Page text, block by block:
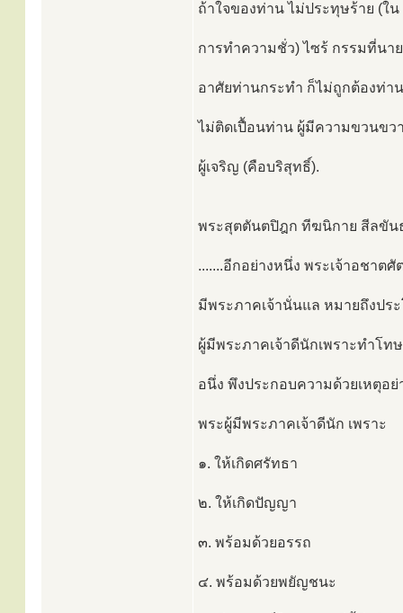
ถ้าใจของท่าน ไม่ประทุษร้าย (ใน
การทำความชั่ว) ไซร้ กรรมที่นา
อาศัยท่านกระทำ ก็ไม่ถูกต้องท่า
ไม่ติดเปื้อนท่าน ผู้มีความขวนขว
ผู้เจริญ (คือบริสุทธิ์).
พระสุตตันตปิฎก ทีฆนิกาย สีลขัน
.......อีกอย่างหนึ่ง พระเจ้าอชาต
มีพระภาคเจ้านั่นแล หมายถึงปร
ผู้มีพระภาคเจ้าดีนักเพราะทำโ
อนึ่ง พึงประกอบความด้วยเหตุอ
พระผู้มีพระภาคเจ้าดีนัก เพราะ
๑. ให้เกิดศรัทธา
๒. ให้เกิดปัญญา
๓. พร้อมด้วยอรรถ
๔. พร้อมด้วยพยัญชนะ